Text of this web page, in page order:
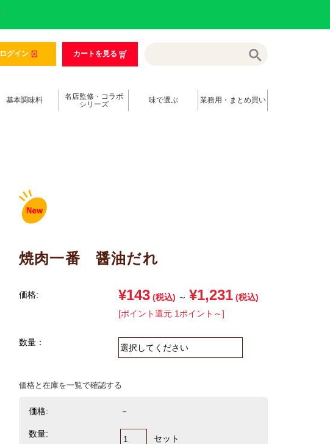
ログイン カートを見る
基本調味料
名店監修・コラボ
シリーズ
味で選ぶ 業務用・まとめ買い
焼肉一番 醤油だれ
価格: ¥143 (税込) ～ ¥1,231 (税込)
[ポイント還元 1ポイント～]
数量：
価格と在庫を一覧で確認する
価格: －
数量: セット